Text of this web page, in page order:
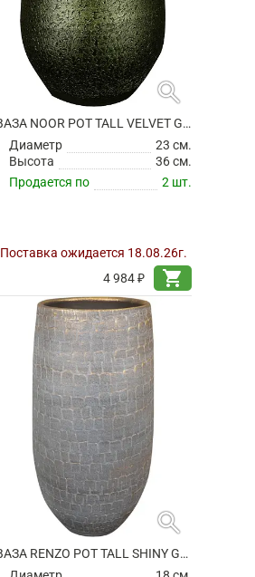
search
ВАЗА NOOR POT TALL VELVET GREEN
Диаметр
23 см.
Высота
36 см.
Продается по
2 шт.
Поставка ожидается 18.08.26г.
4 984 ₽
shopping_cart
search
ВАЗА RENZO POT TALL SHINY GREY